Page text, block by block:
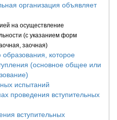
организация объявляет
на осуществление
(с указанием форм
заочная)
которое
(основное общее или
испытаний
проведения вступительных
вступительных